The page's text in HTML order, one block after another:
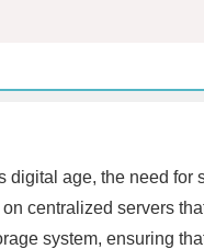
digital age, the need
on centralized servers
system, ensuring